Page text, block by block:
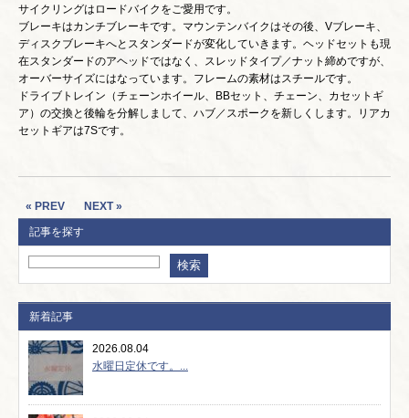
サイクリングはロードバイクをご愛用です。
ブレーキはカンチブレーキです。マウンテンバイクはその後、Vブレーキ、
ディスクブレーキへとスタンダードが変化していきます。ヘッドセットも現
在スタンダードのアヘッドではなく、スレッドタイプ／ナット締めですが、
オーバーサイズにはなっています。フレームの素材はスチールです。
ドライブトレイン（チェーンホイール、BBセット、チェーン、カセットギ
ア）の交換と後輪を分解しまして、ハブ／スポークを新しくします。リアカ
セットギアは7Sです。
« PREV
NEXT »
記事を探す
新着記事
2026.08.04
水曜日定休です。...